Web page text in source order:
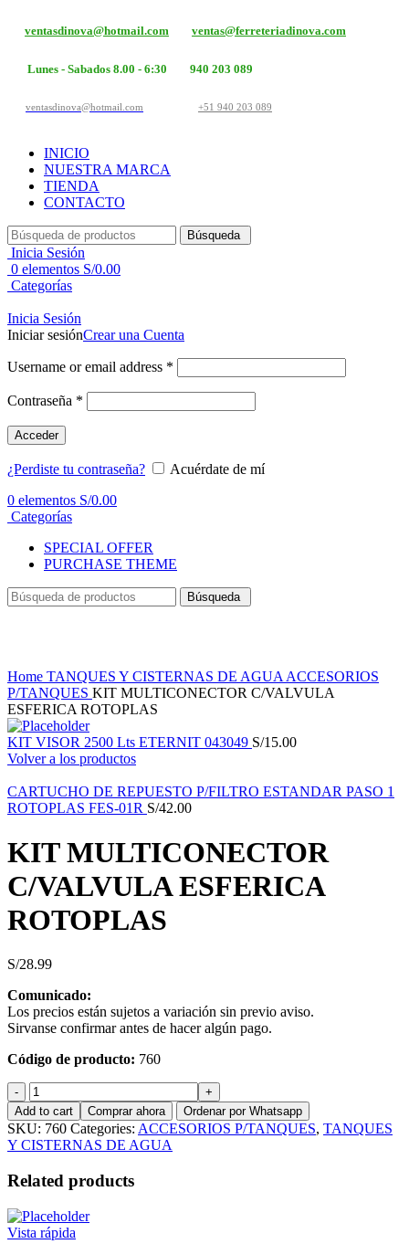
ventasdinova@hotmail.com ventas@ferreteriadinova.com
Lunes - Sabados 8.00 - 6:30 940 203 089
ventasdinova@hotmail.com +51 940 203 089
INICIO
NUESTRA MARCA
TIENDA
CONTACTO
Búsqueda
Inicia Sesión
0 elementos S/0.00
Categorías
Inicia Sesión
Iniciar sesiónCrear una Cuenta
Username or email address *
Contraseña *
Acceder
¿Perdiste tu contraseña?
Acuérdate de mí
0 elementos S/0.00
Categorías
SPECIAL OFFER
PURCHASE THEME
Búsqueda
Home TANQUES Y CISTERNAS DE AGUA ACCESORIOS
P/TANQUES KIT MULTICONECTOR C/VALVULA
ESFERICA ROTOPLAS
KIT VISOR 2500 Lts ETERNIT 043049 S/15.00
Volver a los productos
CARTUCHO DE REPUESTO P/FILTRO ESTANDAR PASO 1
ROTOPLAS FES-01R S/42.00
KIT MULTICONECTOR
C/VALVULA ESFERICA
ROTOPLAS
S/28.99
Comunicado:
Los precios están sujetos a variación sin previo aviso.
Sirvanse confirmar antes de hacer algún pago.
Código de producto: 760
KIT
MULTICONECTOR
C/VALVULA
ESFERICA
ROTOPLAS
quantity
Add to cart Comprar ahora Ordenar por Whatsapp
SKU: 760 Categories: ACCESORIOS P/TANQUES, TANQUES
Y CISTERNAS DE AGUA
Related products
Vista rápida